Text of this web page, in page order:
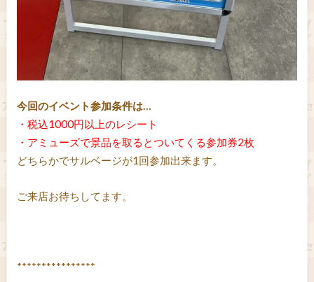
今回のイベント参加条件は…
・税込1000円以上のレシート
・アミューズで景品を取るとついてくる参加券2枚
どちらかでサルベージが1回参加出来ます。
ご来店お待ちしてます。
****************